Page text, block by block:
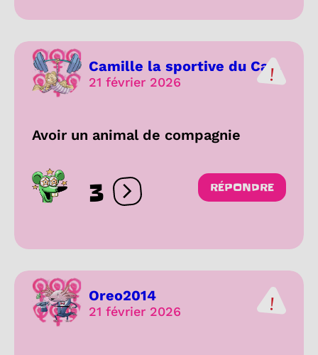
Camille la sportive du Ca...
21 février 2026
Avoir un animal de compagnie
3 Ouvrir les réactions
RÉPONDRE
Oreo2014
21 février 2026